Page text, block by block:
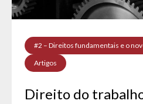
#2 – Direitos fundamentais e o
Artigos
Direito do